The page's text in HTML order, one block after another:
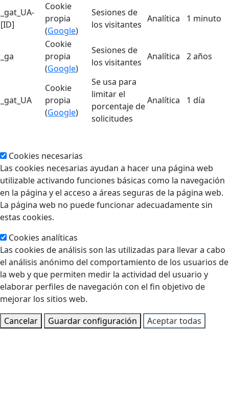
_gat_UA-
[ID]
Cookie
propia
(Google)
Sesiones de
los visitantes
Analítica 1 minuto
_ga
Cookie
propia
(Google)
Sesiones de
los visitantes
Analítica 2 años
_gat_UA
Cookie
propia
(Google)
Se usa para
limitar el
porcentaje de
solicitudes
Analítica 1 día
Cookies necesarias
Las cookies necesarias ayudan a hacer una página web
utilizable activando funciones básicas como la navegación
en la página y el acceso a áreas seguras de la página web.
La página web no puede funcionar adecuadamente sin
estas cookies.
Cookies analíticas
Las cookies de análisis son las utilizadas para llevar a cabo
el análisis anónimo del comportamiento de los usuarios de
la web y que permiten medir la actividad del usuario y
elaborar perfiles de navegación con el fin objetivo de
mejorar los sitios web.
Cancelar
Guardar configuración Aceptar todas